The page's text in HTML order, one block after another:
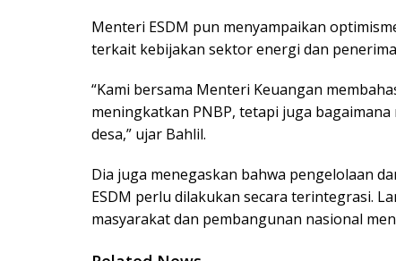
Menteri ESDM pun menyampaikan
terkait kebijakan sektor energi dan
“Kami bersama Menteri Keuangan
meningkatkan PNBP, tetapi juga
desa,” ujar Bahlil.
Dia juga menegaskan bahwa pengelolaan
ESDM perlu dilakukan secara terintegrasi.
masyarakat dan pembangunan nasional